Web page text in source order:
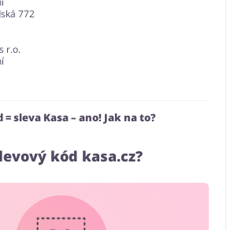
772
r.o.
sleva Kasa – ano! Jak na to?
kód kasa.cz?